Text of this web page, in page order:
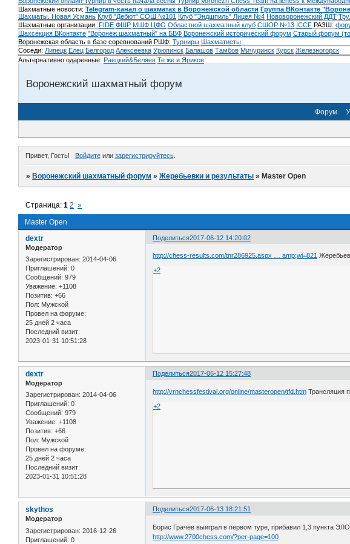
Шахматные новости: Telegram-канал о шахматах в Воронежской области Группа ВКонтакте
Шахматы. Новая Усмань Клуб "Дебют" СОШ №101 Клуб "Эндшпиль" Лицея №4 Нововоронежский ДДТ
Шахматные организации: FIDE ФШР МШФ ЦФО Областной шахматный клуб СШОР №13 ICCF РАЗШ:
Шахсекция ВКонтакте "Воронеж шахматный" на БВФ Воронежский исторический форум Cтарый форум
Воронежская область в базе соревнований РШФ: Турниры Шахматисты
Соседи: Липецк Елец Белгород Алексеевка Урюпинск Балашов Тамбов Мичуринск Курск Железногорск
Альтернативно одаренные: Раецкий&Беляев Те же и Яриков
Воронежский шахматный форум
Форум
Привет, Гость! Войдитеили зарегистрируйтесь.
»Воронежский шахматный форум »Жеребьевки и результаты »Master Open
Master Open
Страница:1 2 »
Поделиться2017-06-12 14:20:02
dextr
Модератор
Зарегистрирован: 2014-04-06
Приглашений: 0
Сообщений: 979
Уважение: +1108
Позитив: +66
Пол: Мужской
Провел на форуме:
25 дней 2 часа
Последний визит:
2023-01-31 10:51:28
http://chess-results.com/tnr286925.aspx … amp;wi=821
+2
Поделиться2017-06-12 15:27:48
dextr
Модератор
Зарегистрирован: 2014-04-06
Приглашений: 0
Сообщений: 979
Уважение: +1108
Позитив: +66
Пол: Мужской
Провел на форуме:
25 дней 2 часа
Последний визит:
2023-01-31 10:51:28
http://vrnchessfestival.org/online/masteropen/tfd.htm Трансляция
+2
Поделиться2017-06-13 18:21:51
skythos
Модератор
Зарегистрирован: 2016-12-26
Приглашений: 0
Борис Грачёв выиграл в первом туре, прибавил 1,3 пункта
http://www.2700chess.com/?per-page=100